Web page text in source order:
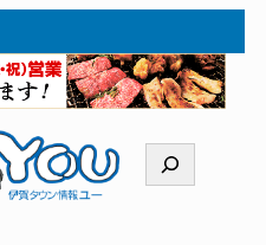
索